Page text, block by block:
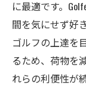
に最適です。
間を気にせず好
ゴルフの上達を
るため、荷物を
れらの利便性が